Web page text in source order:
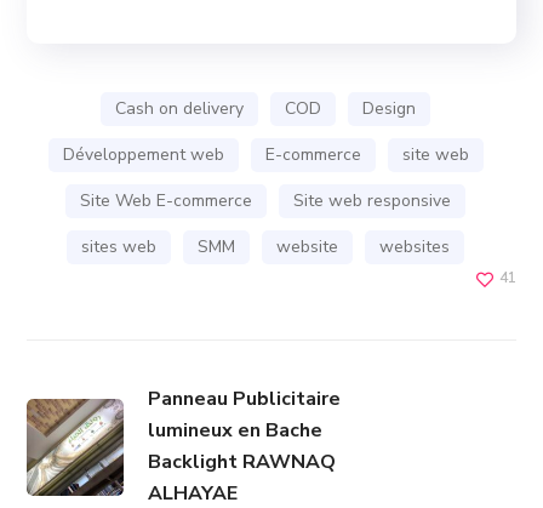
Cash on delivery COD
Design
Développement web
E-commerce
site web
Site Web E-commerce
Site web responsive
sites web
SMM website websites
41
Panneau Publicitaire
lumineux en Bache
Backlight RAWNAQ
ALHAYAE